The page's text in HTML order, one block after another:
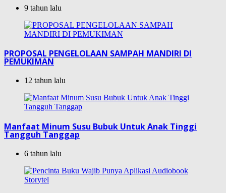
9 tahun lalu
PROPOSAL PENGELOLAAN SAMPAH MANDIRI DI
PEMUKIMAN
12 tahun lalu
Manfaat Minum Susu Bubuk Untuk Anak Tinggi
Tangguh Tanggap
6 tahun lalu